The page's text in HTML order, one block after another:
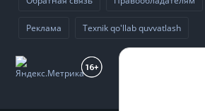
Реклама Texnik qo'llab quvvatlash